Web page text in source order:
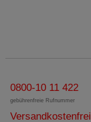
0800-10 11 422
gebührenfreie Rufnummer
Versandkostenfrei